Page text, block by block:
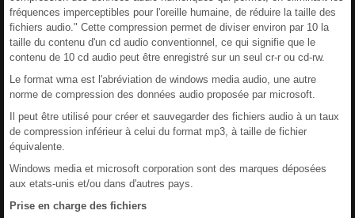
fréquences imperceptibles pour l'oreille humaine, de réduire la taille des
fichiers audio." Cette compression permet de diviser environ par 10 la
taille du contenu d'un cd audio conventionnel, ce qui signifie que le
contenu de 10 cd audio peut être enregistré sur un seul cr-r ou cd-rw.
Le format wma est l'abréviation de windows media audio, une autre
norme de compression des données audio proposée par microsoft.
Il peut être utilisé pour créer et sauvegarder des fichiers audio à un taux
de compression inférieur à celui du format mp3, à taille de fichier
équivalente.
Windows media et microsoft corporation sont des marques déposées
aux etats-unis et/ou dans d'autres pays.
Prise en charge des fichiers